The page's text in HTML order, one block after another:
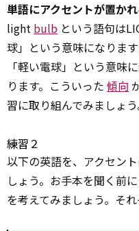
単語にアクセントが置か
light bulb という語句は
球」という意味になりま
「軽い電球」という意味
ります。こういった 傾向
習に取り組んでみましょう
練習２
以下の英語を、アクセン
しょう。お手本を聞く前
を考えてみましょう。それ